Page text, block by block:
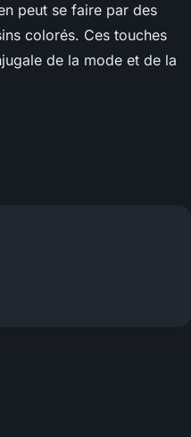
peut se faire par des
colorés. Ces touches
de la mode et de la